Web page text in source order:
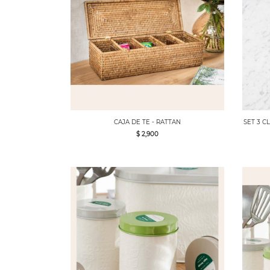
CAJA DE TE - RATTAN
$ 2,900
SET 3